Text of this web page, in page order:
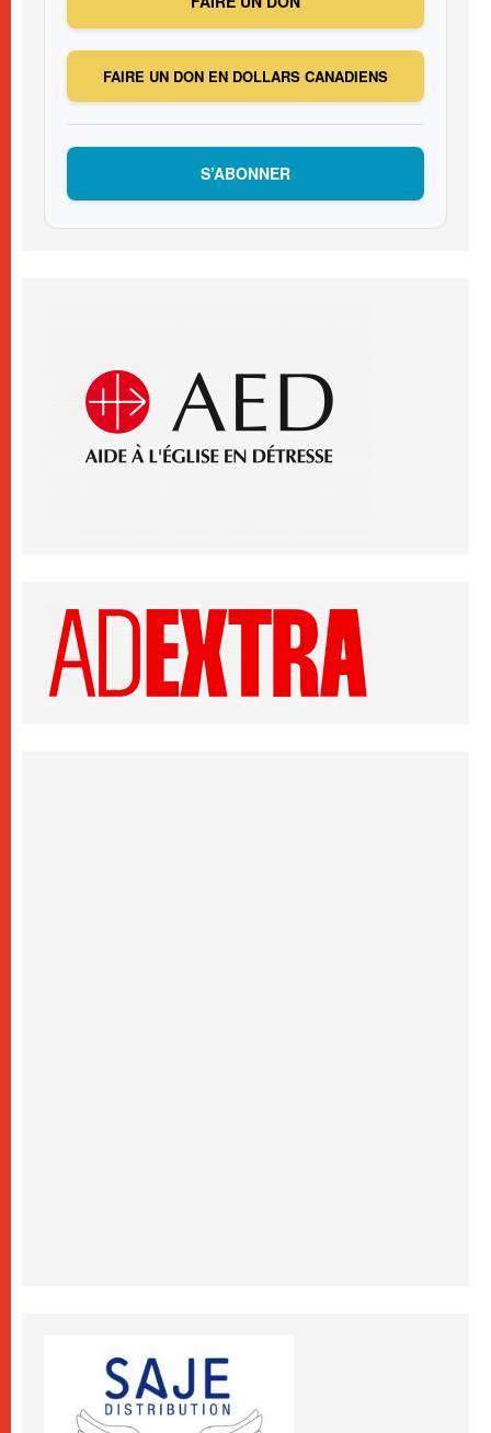
FAIRE UN DON EN DOLLARS CANADIENS
S’ABONNER